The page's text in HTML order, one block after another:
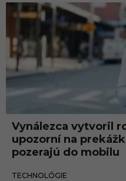
r
b
o
t
i
c
k
é
o
Vynálezca vytvoril
upozorní na
pozerajú do mobilu
TECHNOLÓGIE